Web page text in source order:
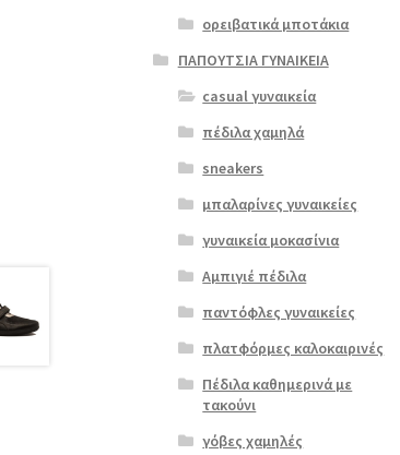
ορειβατικά μποτάκια
ΠΑΠΟΥΤΣΙΑ ΓΥΝΑΙΚΕΙΑ
casual γυναικεία
πέδιλα χαμηλά
sneakers
μπαλαρίνες γυναικείες
γυναικεία μοκασίνια
Αμπιγιέ πέδιλα
παντόφλες γυναικείες
πλατφόρμες καλοκαιρινές
Πέδιλα καθημερινά με
τακούνι
γόβες χαμηλές